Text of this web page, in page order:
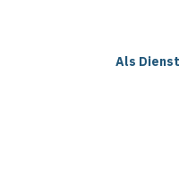
Als